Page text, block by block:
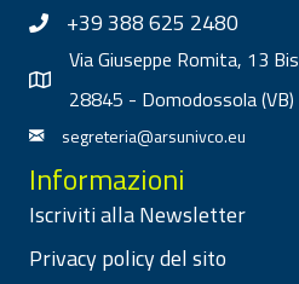
+39 388 625 2480
Via Giuseppe Romita, 13 Bis
28845 - Domodossola (VB)
segreteria@arsunivco.eu
Informazioni
Iscriviti alla Newsletter
Privacy policy del sito